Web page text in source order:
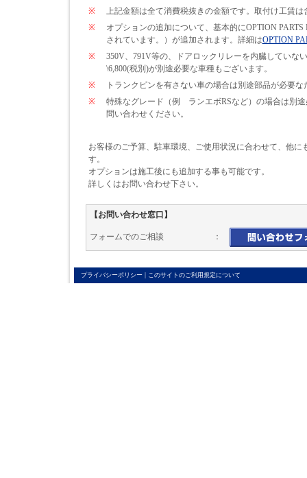
※
上記金額は全て消費税抜きの金額です。取付け工賃は
※
オプションの追加について、基本的にOPTION
されています。）が追加されます。詳細はOPTION
※
350V、791V等の、ドアロックリレーを内臓してい
\6,800(税別)が別途必要な車種もございます。
※
トランクピンを有さない車の場合は別途部品が必要な
※
特殊なグレード（例 ランエボRSなど）の場合は別
問い合わせください。
お客様のご予算、駐車環境、ご使用状況に合わせて、他に
す。
オプションは施工後にも追加する事も可能です。
詳しくはお問い合わせ下さい。
【お問い合わせ窓口】
フォームでのご相談 ：
プライバシーポリシー | このサイトのご利用規定について